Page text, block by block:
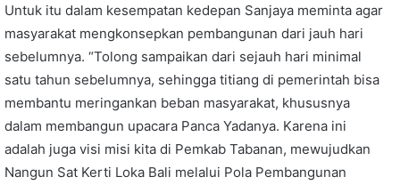
Untuk itu dalam kesempatan kedepan Sanjaya meminta agar
masyarakat mengkonsepkan pembangunan dari jauh hari
sebelumnya. “Tolong sampaikan dari sejauh hari minimal
satu tahun sebelumnya, sehingga titiang di pemerintah bisa
membantu meringankan beban masyarakat, khususnya
dalam membangun upacara Panca Yadanya. Karena ini
adalah juga visi misi kita di Pemkab Tabanan, mewujudkan
Nangun Sat Kerti Loka Bali melalui Pola Pembangunan